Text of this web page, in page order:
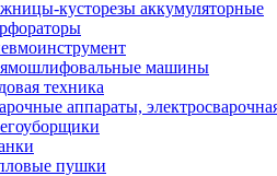
кусторезы аккумуляторные
машины
техника
аппараты,
пушки